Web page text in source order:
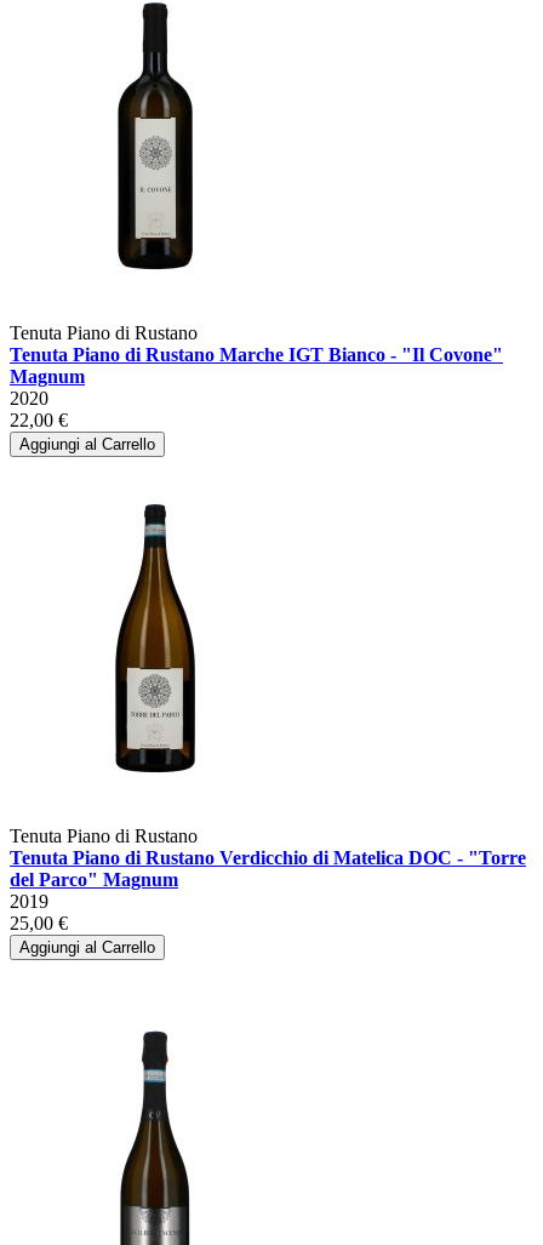
Tenuta Piano di Rustano
Tenuta Piano di Rustano Marche IGT Bianco - "Il Covone"
Magnum
2020
22,00 €
Aggiungi al Carrello
Tenuta Piano di Rustano
Tenuta Piano di Rustano Verdicchio di Matelica DOC - "Torre
del Parco" Magnum
2019
25,00 €
Aggiungi al Carrello